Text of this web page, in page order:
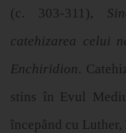
(c. 303-311),
catehizarea celui
Enchiridion .
stins în Evul
începând cu